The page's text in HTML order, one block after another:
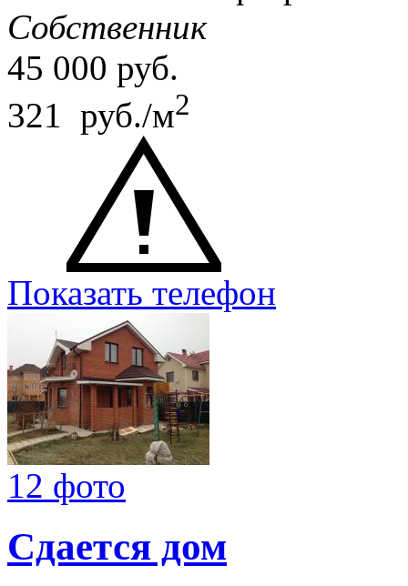
Собственник
45 000 руб.
321 руб./м2
Показать телефон
12 фото
Сдается дом